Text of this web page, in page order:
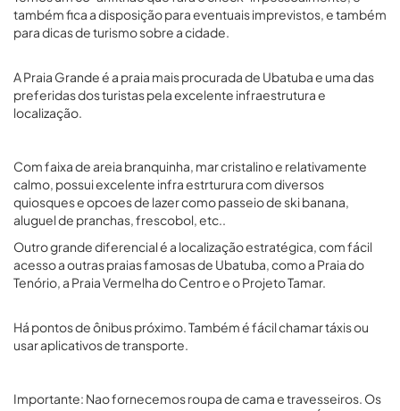
também fica a disposição para eventuais imprevistos, e também
para dicas de turismo sobre a cidade.
A Praia Grande é a praia mais procurada de Ubatuba e uma das
preferidas dos turistas pela excelente infraestrutura e
localização.
Com faixa de areia branquinha, mar cristalino e relativamente
calmo, possui excelente infra estrturura com diversos
quiosques e opcoes de lazer como passeio de ski banana,
aluguel de pranchas, frescobol, etc..
Outro grande diferencial é a localização estratégica, com fácil
acesso a outras praias famosas de Ubatuba, como a Praia do
Tenório, a Praia Vermelha do Centro e o Projeto Tamar.
Há pontos de ônibus próximo. Também é fácil chamar táxis ou
usar aplicativos de transporte.
Importante: Nao fornecemos roupa de cama e travesseiros. Os